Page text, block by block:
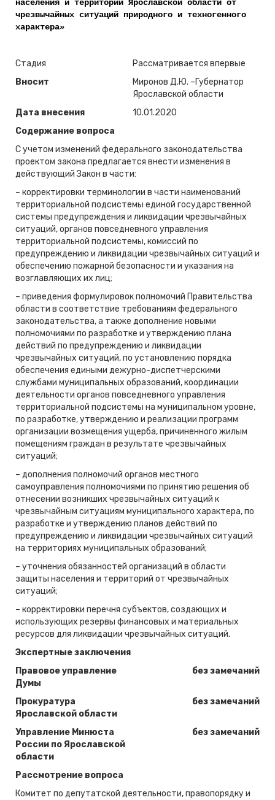
населения и территорий Ярославской области от
чрезвычайных ситуаций природного и техногенного
характера»
Стадия
Рассматривается впервые
Вносит
Миронов Д.Ю. –Губернатор
Ярославской области
Дата внесения
10.01.2020
Содержание вопроса
С учетом изменений федерального законодательства
проектом закона предлагается внести изменения в
действующий Закон в части:
– корректировки терминологии в части наименований
территориальной подсистемы единой государственной
системы предупреждения и ликвидации чрезвычайных
ситуаций, органов повседневного управления
территориальной подсистемы, комиссий по
предупреждению и ликвидации чрезвычайных ситуаций и
обеспечению пожарной безопасности и указания на
возглавляющих их лиц;
– приведения формулировок полномочий Правительства
области в соответствие требованиям федерального
законодательства, а также дополнение новыми
полномочиями по разработке и утверждению плана
действий по предупреждению и ликвидации
чрезвычайных ситуаций, по установлению порядка
обеспечения едиными дежурно-диспетчерскими
службами муниципальных образований, координации
деятельности органов повседневного управления
территориальной подсистемы на муниципальном уровне,
по разработке, утверждению и реализации программ
организации возмещения ущерба, причиненного жилым
помещениям граждан в результате чрезвычайных
ситуаций;
– дополнения полномочий органов местного
самоуправления полномочиями по принятию решения об
отнесении возникших чрезвычайных ситуаций к
чрезвычайным ситуациям муниципального характера, по
разработке и утверждению планов действий по
предупреждению и ликвидации чрезвычайных ситуаций
на территориях муниципальных образований;
– уточнения обязанностей организаций в области
защиты населения и территорий от чрезвычайных
ситуаций;
– корректировки перечня субъектов, создающих и
использующих резервы финансовых и материальных
ресурсов для ликвидации чрезвычайных ситуаций.
Экспертные заключения
Правовое управление
Думы
без замечаний
Прокуратура
Ярославской области
без замечаний
Управление Минюста
России по Ярославской
области
без замечаний
Рассмотрение вопроса
Комитет по депутатской деятельности, правопорядку и